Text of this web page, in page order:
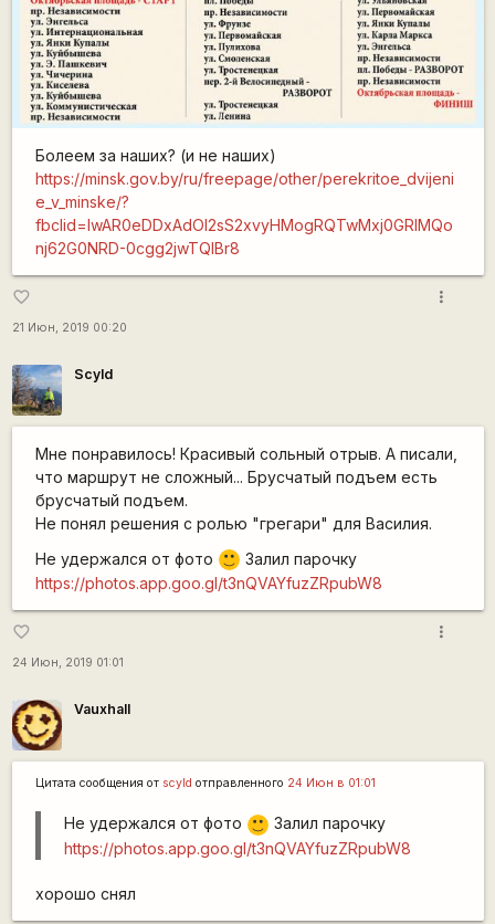
Болеем за наших? (и не наших)
https://minsk.gov.by/ru/freepage/other/perekritoe_dvijeni
e_v_minske/?
fbclid=IwAR0eDDxAdOl2sS2xvyHMogRQTwMxj0GRIMQo
nj62G0NRD-0cgg2jwTQIBr8
favorite_border
21 Июн, 2019 00:20
more_vert
Scyld
Мне понравилось! Красивый сольный отрыв. А писали,
что маршрут не сложный... Брусчатый подъем есть
брусчатый подъем.
Не понял решения с ролью "грегари" для Василия.
Не удержался от фото
:)
Залил парочку
https://photos.app.goo.gl/t3nQVAYfuzZRpubW8
favorite_border
24 Июн, 2019 01:01
more_vert
Vauxhall
Цитата сообщения от scyld отправленного 24 Июн в 01:01
Не удержался от фото :)
Залил парочку
https://photos.app.goo.gl/t3nQVAYfuzZRpubW8
хорошо снял